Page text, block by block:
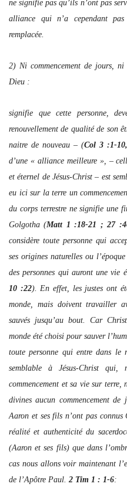
ne signifie pas qu’ils n’ont pas
alliance qui n’a cependant
remplacée.
2) Ni commencement de jours,
Dieu :
signifie que cette personne,
renouvellement de qualité de son
naitre de nouveau – (Col 3 :1-
d’une « alliance meilleure », –
et éternel de Jésus-Christ – est
eu ici sur la terre un
du corps terrestre ne signifie une
Golgotha (Matt 1 :18-21 ; 27
considère toute personne qui
ses origines naturelles ou
des personnes qui auront une vie
10 :22). En effet, les justes ont
monde, mais doivent travailler
sauvés jusqu’au bout. Car
monde été choisi pour sauver
toute personne qui entre dans le
semblable à Jésus-Christ qui,
commencement et sa vie sur terre,
divines aucun commencement
Aaron et ses fils n’ont pas
réalité et authenticité du
(Aaron et ses fils) que dans
cas nous allons voir maintenant
de l’Apôtre Paul. 2 Tim 1 : 1-6: